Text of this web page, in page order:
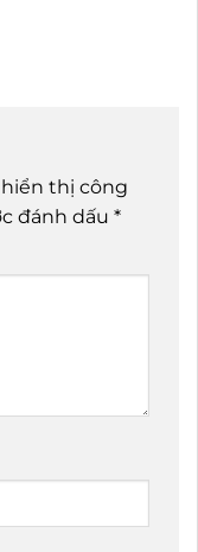
thị công
đánh dấu *